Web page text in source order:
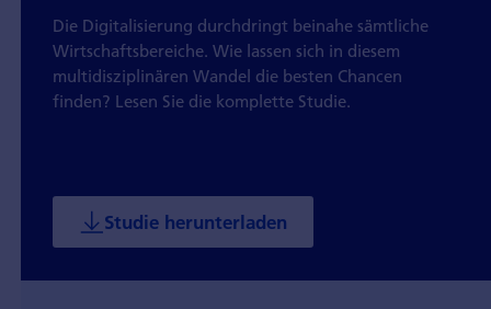
Die Digitalisierung durchdringt beinahe sämtliche
Wirtschafts­bereiche. Wie lassen sich in diesem
multidisziplinären Wandel die besten Chancen
finden? Lesen Sie die komplette Studie.
Studie herunterladen